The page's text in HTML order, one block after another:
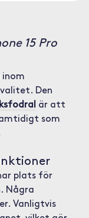
15 Pro
inom
Den
är att
som
plats för
Några
Vanligtvis